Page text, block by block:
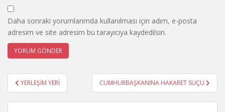
Daha sonraki yorumlarımda kullanılması için adım, e-posta
adresim ve site adresim bu tarayıcıya kaydedilsin.
Yazı
gezinmesi
YERLEŞİM YERİ CUMHURBAŞKANINA HAKARET SUÇU